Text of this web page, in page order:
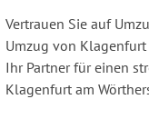
Vertrauen Sie auf
Umzug von Klagenfurt
Ihr Partner für einen
Klagenfurt am